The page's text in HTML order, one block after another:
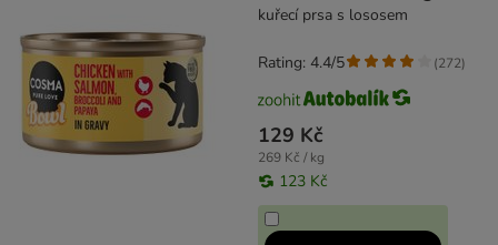
kuřecí prsa s lososem
129 Kč
269 Kč / kg
123 Kč
Rating: 4.4/5 (272)